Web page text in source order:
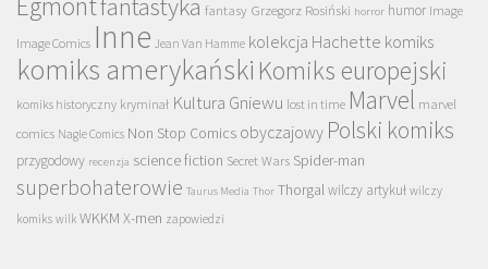
fantasy Grzegorz Rosiński horror humor Image
Image Comics Inne Jean Van Hamme kolekcja Hachette komiks
komiks amerykański Komiks europejski
komiks historyczny kryminał Kultura Gniewu lost in time Marvel marvel
comics Nagle Comics Non Stop Comics obyczajowy Polski komiks
przygodowy recenzja science fiction Secret Wars Spider-man
superbohaterowie Taurus Media Thor Thorgalwilczy artykuł wilczy
komiks wilk WKKM X-men zapowiedzi